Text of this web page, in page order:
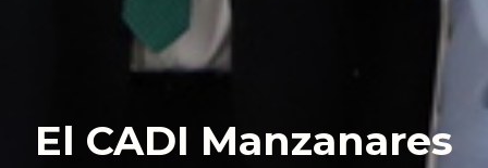
El CADI Manzanares